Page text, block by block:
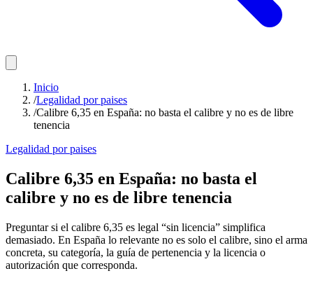
Inicio
/Legalidad por paises
/Calibre 6,35 en España: no basta el calibre y no es de libre
tenencia
Legalidad por paises
Calibre 6,35 en España: no basta el
calibre y no es de libre tenencia
Preguntar si el calibre 6,35 es legal “sin licencia” simplifica
demasiado. En España lo relevante no es solo el calibre, sino el arma
concreta, su categoría, la guía de pertenencia y la licencia o
autorización que corresponda.